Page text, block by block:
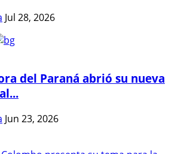
Jul 28, 2026
del Paraná abrió su nueva
Jun 23, 2026